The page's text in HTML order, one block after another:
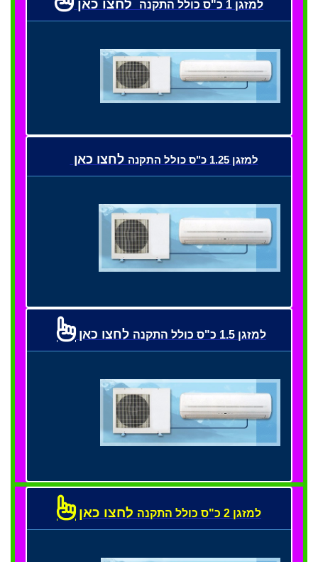
למזגן 1 כ"ס כולל התקנה לחצו כאן
למזגן 1.25 כ"ס כולל התקנה לחצו כאן
למזגן 1.5 כ"ס כולל התקנה לחצו כאן
למזגן 2 כ"ס כולל התקנה לחצו כאן